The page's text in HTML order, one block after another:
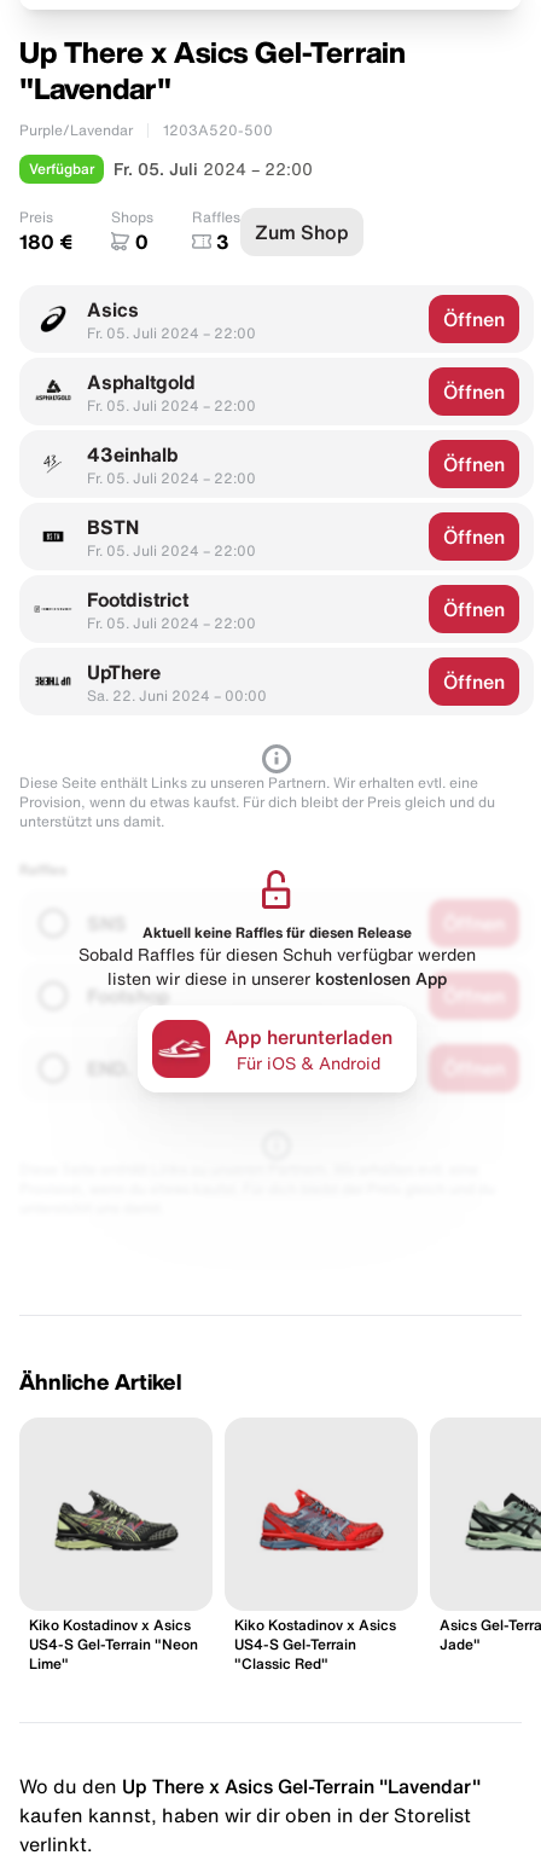
Up There x Asics Gel-Terrain
"Lavendar"
Purple/Lavendar 1203A520-500
Verfügbar Fr. 05. Juli 2024 – 22:00
Preis
180 €
Shops
0
Raffles
3 Zum Shop
Asics
Fr. 05. Juli 2024 – 22:00
Öffnen
Asphaltgold
Fr. 05. Juli 2024 – 22:00
Öffnen
43einhalb
Fr. 05. Juli 2024 – 22:00
Öffnen
BSTN
Fr. 05. Juli 2024 – 22:00
Öffnen
Footdistrict
Fr. 05. Juli 2024 – 22:00
Öffnen
UpThere
Sa. 22. Juni 2024 – 00:00
Öffnen
Diese Seite enthält Links zu unseren Partnern. Wir erhalten evtl. eine
Provision, wenn du etwas kaufst. Für dich bleibt der Preis gleich und du
unterstützt uns damit.
Footshop
Aktuell keine Raffles für diesen Release
Sobald Raffles für diesen Schuh verfügbar werden
listen wir diese in unserer kostenlosen App
App herunterladen
Für iOS & Android
Ähnliche Artikel
Kiko Kostadinov x Asics
US4-S Gel-Terrain "Neon
Lime"
Kiko Kostadinov x Asics
US4-S Gel-Terrain
"Classic Red"
Asics Gel-
Jade"
Wo du den Up There x Asics Gel-Terrain "Lavendar"
kaufen kannst, haben wir dir oben in der Storelist
verlinkt.